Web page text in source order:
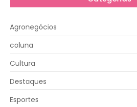
Agronegócios
coluna
Cultura
Destaques
Esportes